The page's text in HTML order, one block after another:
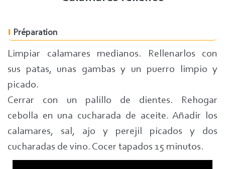
Préparation
Limpiar calamares medianos. Rellenarlos con
sus patas, unas gambas y un puerro limpio y
picado.
Cerrar con un palillo de dientes. Rehogar
cebolla en una cucharada de aceite. Añadir los
calamares, sal, ajo y perejil picados y dos
cucharadas de vino. Cocer tapados 15 minutos.